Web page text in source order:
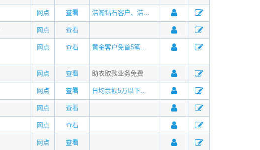
网点 查看 浩瀚钻石客户、浩...
网点 查看
网点 查看 黄金客户免首5笔...
网点 查看 助农取款业务免费
网点 查看 日均余额5万以下...
网点 查看
网点 查看
网点 查看